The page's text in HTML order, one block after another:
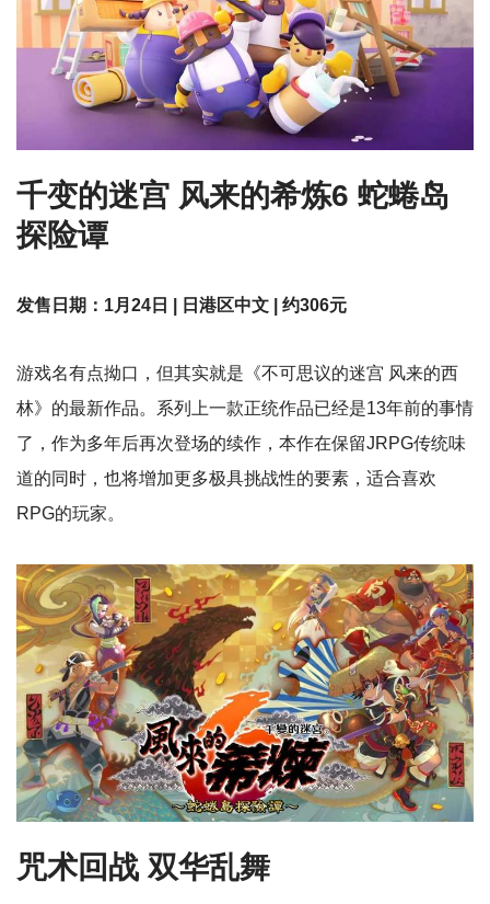
千变的迷宫 风来的希炼6 蛇蜷岛
探险谭
发售日期：1月24日 | 日港区中文 | 约306元
游戏名有点拗口，但其实就是《不可思议的迷宫 风来的西
林》的最新作品。系列上一款正统作品已经是13年前的事情
了，作为多年后再次登场的续作，本作在保留JRPG传统味
道的同时，也将增加更多极具挑战性的要素，适合喜欢
RPG的玩家。
咒术回战 双华乱舞